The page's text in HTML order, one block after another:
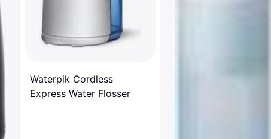
Waterpik Cordless
Express Water Flosser